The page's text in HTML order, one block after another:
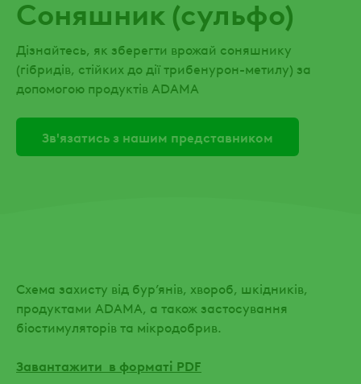
Соняшник (сульфо)
Дізнайтесь, як зберегти врожай соняшнику
(гібридів, стійких до дії трибенурон-метилу) за
допомогою продуктів ADAMA
Зв'язатись з нашим представником
Схема захисту від бур’янів, хвороб, шкідників,
продуктами ADAMA, а також застосування
біостимуляторів та мікродобрив.
Завантажити в форматі PDF